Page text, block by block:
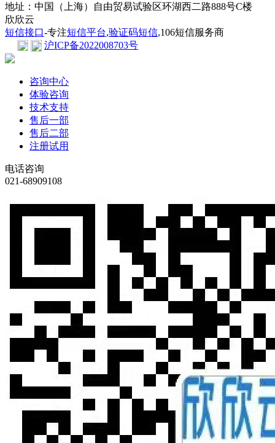
地址：中国（上海）自由贸易试验区环湖西二路888号C楼
欣欣云
短信接口-专注短信平台,验证码短信,106短信服务商
沪ICP备2022008703号
咨询中心
体验咨询
技术支持
售后一部
售后二部
注册试用
电话咨询
021-68909108